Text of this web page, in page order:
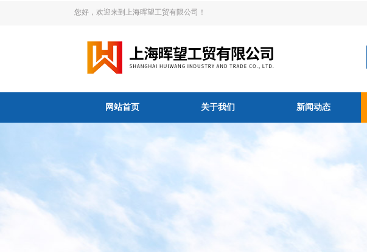
您好，欢迎来到上海晖望工贸有限公司！
网站首页 关于我们 新闻动态